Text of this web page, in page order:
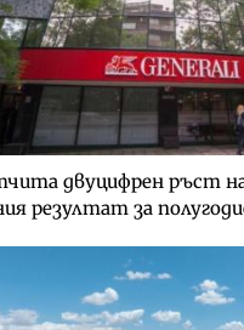
двуцифрен ръст
резултат за